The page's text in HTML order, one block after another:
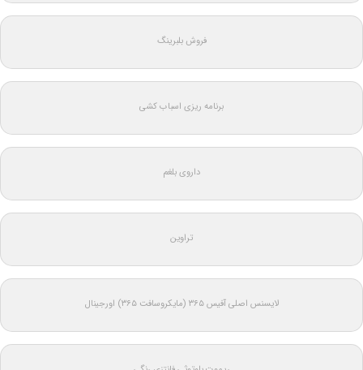
فروش بلبرینگ
برنامه ریزی اسباب کشی
داروی بلغم
تراوین
لایسنس اصلی آفیس ۳۶۵ (مایکروسافت ۳۶۵) اورجینال